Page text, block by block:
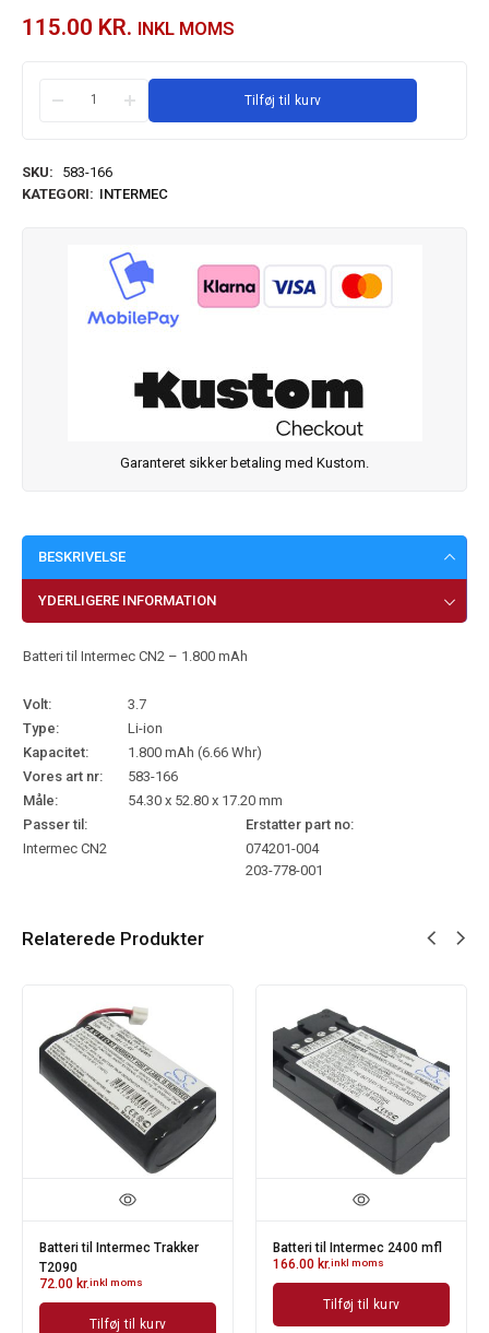
115.00 KR. INKL MOMS
Tilføj til kurv
SKU:
583-166
KATEGORI: INTERMEC
Garanteret sikker betaling med Kustom.
BESKRIVELSE
YDERLIGERE INFORMATION
Batteri til Intermec CN2 – 1.800 mAh
Volt:
3.7
Type:
Li-ion
Kapacitet:
1.800 mAh (6.66 Whr)
Vores art nr:
583-166
Måle:
54.30 x 52.80 x 17.20 mm
Passer til:
Erstatter part no:
Intermec CN2
074201-004
203-778-001
Relaterede Produkter
Batteri til Intermec Trakker
T2090
72.00 kr.inkl moms
Tilføj til kurv
Batteri til Intermec 2400 mfl
166.00 kr.inkl moms
Tilføj til kurv